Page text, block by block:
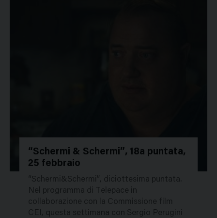
53963
“Schermi & Schermi”, 18a puntata,
25 febbraio
“Schermi&Schermi”, diciottesima puntata.
Nel programma di Telepace in
collaborazione con la Commissione film
CEI, questa settimana con Sergio Perugini